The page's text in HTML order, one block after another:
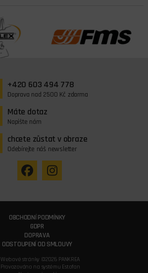
+420 603 494 778
Doprava nad 2500 Kč zdarma
Máte dotaz
Napište nám
chcete zůstat v obraze
Odebírejte náš newsletter
OBCHODNÍ PODMÍNKY
GDPR
DOPRAVA
ODSTOUPENÍ OD SMLOUVY
Webové stránky ©2026 PANKREA
Provozováno na systému Estofan